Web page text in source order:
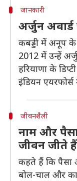
जानकारी
अर्जुन
कबड्डी में अनूप
2012 में उन्हें
हरियाणा के
इंडियन
जीवनशैली
नाम और
जीवन जीते
कहते हैं कि पैसा
बोल-चाल और